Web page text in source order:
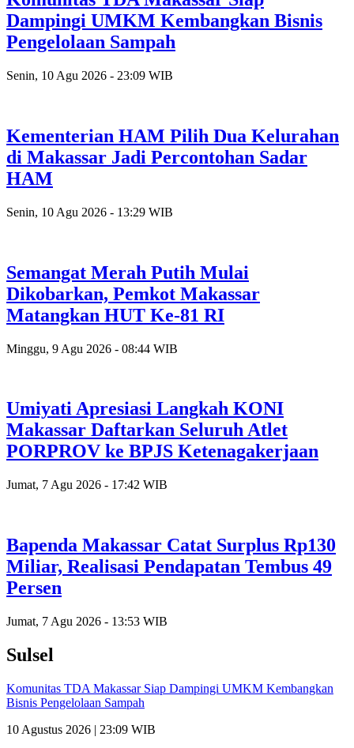
Dampingi UMKM Kembangkan Bisnis
Pengelolaan Sampah
Senin, 10 Agu 2026 - 23:09 WIB
Kementerian HAM Pilih Dua Kelurahan
di Makassar Jadi Percontohan Sadar
HAM
Senin, 10 Agu 2026 - 13:29 WIB
Semangat Merah Putih Mulai
Dikobarkan, Pemkot Makassar
Matangkan HUT Ke-81 RI
Minggu, 9 Agu 2026 - 08:44 WIB
Umiyati Apresiasi Langkah KONI
Makassar Daftarkan Seluruh Atlet
PORPROV ke BPJS Ketenagakerjaan
Jumat, 7 Agu 2026 - 17:42 WIB
Bapenda Makassar Catat Surplus Rp130
Miliar, Realisasi Pendapatan Tembus 49
Persen
Jumat, 7 Agu 2026 - 13:53 WIB
Sulsel
Komunitas TDA Makassar Siap Dampingi UMKM Kembangkan
Bisnis Pengelolaan Sampah
10 Agustus 2026 | 23:09 WIB